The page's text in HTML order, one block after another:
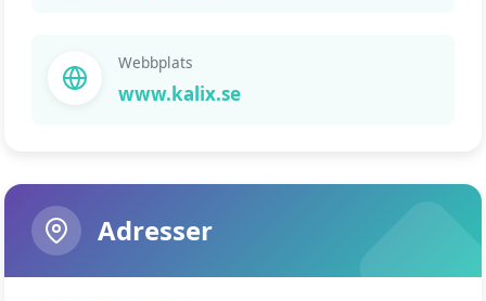
Webbplats
www.kalix.se
Adresser